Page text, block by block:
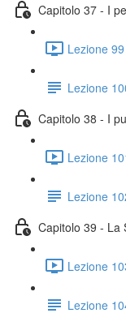
Capitolo 37 - I
Lezione
Lezione
Capitolo 38 - I
Lezione
Lezione
Capitolo 39 - La
Lezione
Lezione